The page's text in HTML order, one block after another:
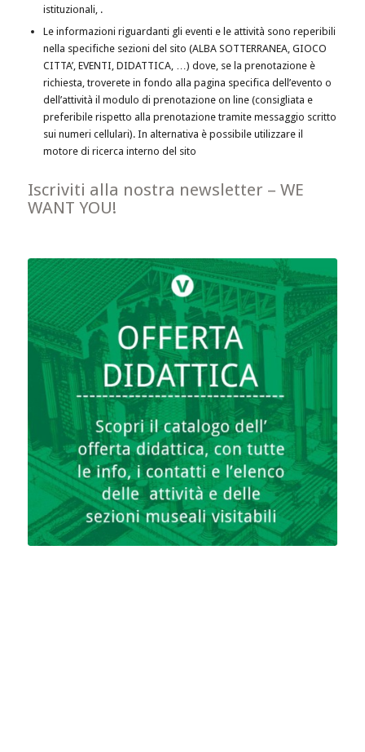
istituzionali, .
Le informazioni riguardanti gli eventi e le attività sono reperibili
nella specifiche sezioni del sito (ALBA SOTTERRANEA, GIOCO
CITTA’, EVENTI, DIDATTICA, …) dove, se la prenotazione è
richiesta, troverete in fondo alla pagina specifica dell’evento o
dell’attività il modulo di prenotazione on line (consigliata e
preferibile rispetto alla prenotazione tramite messaggio scritto
sui numeri cellulari). In alternativa è possibile utilizzare il
motore di ricerca interno del sito
Iscriviti alla nostra newsletter – WE
WANT YOU!